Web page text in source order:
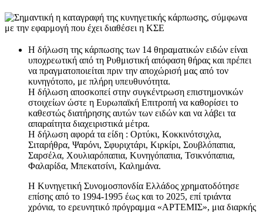
Η δήλωση της κάρπωσης των 14 θηραματικών ειδών είναι
υποχρεωτική από τη Ρυθμιστική απόφαση θήρας και πρέπει
να πραγματοποιείται πριν την αποχώρισή μας από τον
κυνηγότοπο, με πλήρη υπευθυνότητα.
Η δήλωση αποσκοπεί στην συγκέντρωση επιστημονικών
στοιχείων ώστε η Ευρωπαϊκή Επιτροπή να καθορίσει το
καθεστώς διατήρησης αυτών των ειδών και να λάβει τα
απαραίτητα διαχειριστικά μέτρα.
Η δήλωση αφορά τα είδη : Ορτύκι, Κοκκινότσιχλα,
Σιταρήθρα, Ψαρόνι, Σφυριχτάρι, Κιρκίρι, Σουβλόπαπια,
Σαρσέλα, Χουλιαρόπαπια, Κυνηγόπαπια, Τσικνόπαπια,
Φαλαρίδα, Μπεκατσίνι, Καλημάνα.
Η Κυνηγετική Συνομοσπονδία Ελλάδος χρηματοδότησε
επίσης από το 1994-1995 έως και το 2025, επί τριάντα
χρόνια, το ερευνητικό πρόγραμμα «ΑΡΤΕΜΙΣ», μια διαρκής